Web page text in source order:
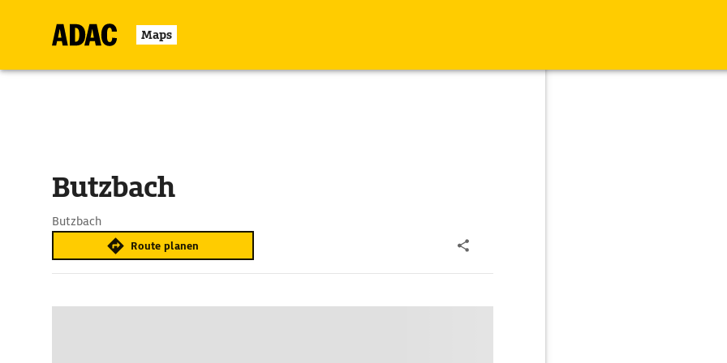
Maps
Butzbach
Butzbach
Route planen